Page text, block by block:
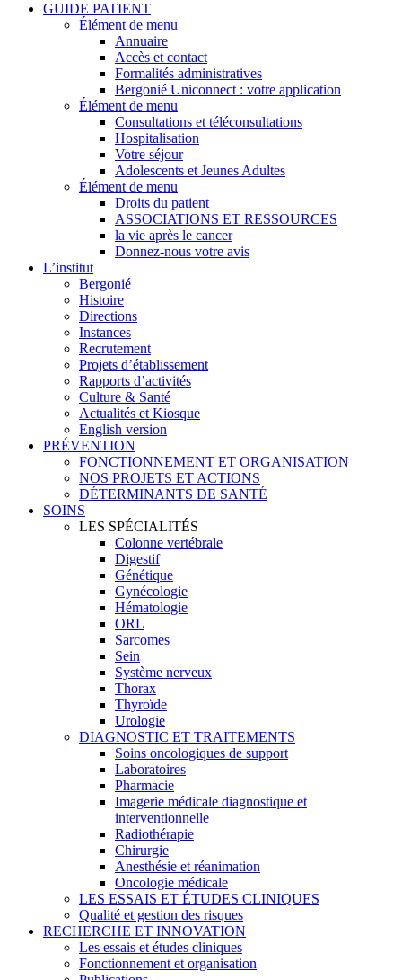
GUIDE PATIENT
Élément de menu
Annuaire
Accès et contact
Formalités administratives
Bergonié Uniconnect : votre application
Élément de menu
Consultations et téléconsultations
Hospitalisation
Votre séjour
Adolescents et Jeunes Adultes
Élément de menu
Droits du patient
ASSOCIATIONS ET RESSOURCES
la vie après le cancer
Donnez-nous votre avis
L’institut
Bergonié
Histoire
Directions
Instances
Recrutement
Projets d’établissement
Rapports d’activités
Culture & Santé
Actualités et Kiosque
English version
PRÉVENTION
FONCTIONNEMENT ET ORGANISATION
NOS PROJETS ET ACTIONS
DÉTERMINANTS DE SANTÉ
SOINS
LES SPÉCIALITÉS
Colonne vertébrale
Digestif
Génétique
Gynécologie
Hématologie
ORL
Sarcomes
Sein
Système nerveux
Thorax
Thyroïde
Urologie
DIAGNOSTIC ET TRAITEMENTS
Soins oncologiques de support
Laboratoires
Pharmacie
Imagerie médicale diagnostique et
interventionnelle
Radiothérapie
Chirurgie
Anesthésie et réanimation
Oncologie médicale
LES ESSAIS ET ÉTUDES CLINIQUES
Qualité et gestion des risques
RECHERCHE ET INNOVATION
Les essais et études cliniques
Fonctionnement et organisation